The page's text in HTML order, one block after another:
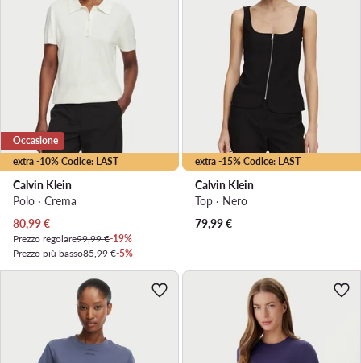
extra -10% Codice: LAST
Occasione
Calvin Klein
Polo · Crema
Prezzo attuale
80,99€
Prezzo regolare99,99 €-19%
Prezzo più basso85,99 €-5%
extra -15% Codice: LAST
Calvin Klein
Top · Nero
79,99€